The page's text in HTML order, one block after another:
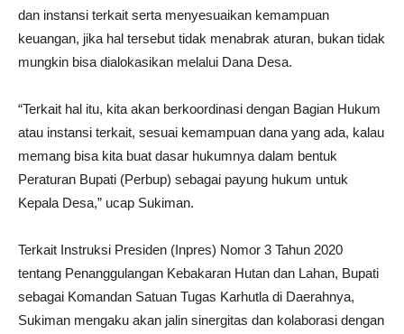
dan instansi terkait serta menyesuaikan kemampuan
keuangan, jika hal tersebut tidak menabrak aturan, bukan tidak
mungkin bisa dialokasikan melalui Dana Desa.
“Terkait hal itu, kita akan berkoordinasi dengan Bagian Hukum
atau instansi terkait, sesuai kemampuan dana yang ada, kalau
memang bisa kita buat dasar hukumnya dalam bentuk
Peraturan Bupati (Perbup) sebagai payung hukum untuk
Kepala Desa,” ucap Sukiman.
Terkait Instruksi Presiden (Inpres) Nomor 3 Tahun 2020
tentang Penanggulangan Kebakaran Hutan dan Lahan, Bupati
sebagai Komandan Satuan Tugas Karhutla di Daerahnya,
Sukiman mengaku akan jalin sinergitas dan kolaborasi dengan